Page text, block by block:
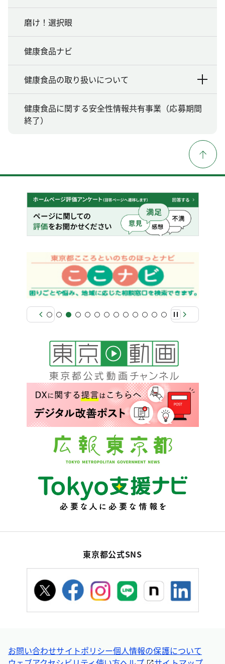
磨け！選択眼
健康食品ナビ
健康食品の取り扱いについて
健康食品に関する安全性情報共有事業（応募期間
終了）
東京都公式SNS
お問い合わせサイトポリシー個人情報の保護について